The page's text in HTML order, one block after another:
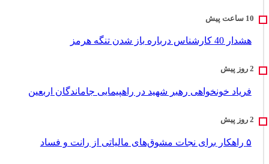
هشدار 40 کارشناس درباره باز شدن تنگه هرمز
فریاد خونخواهی رهبر شهید در راهپیمایی جاماندگان اربعین
۵ راهکار برای نجات مشوق‌های مالیاتی از رانت و فساد